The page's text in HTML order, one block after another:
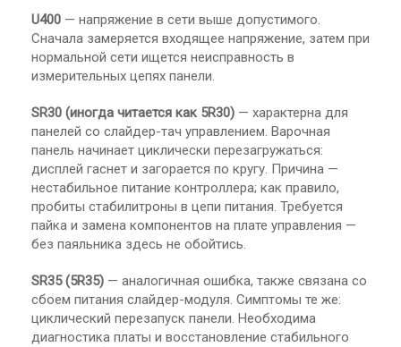
U400 — напряжение в сети выше допустимого.
Сначала замеряется входящее напряжение, затем при
нормальной сети ищется неисправность в
измерительных цепях панели.
SR30 (иногда читается как 5R30) — характерна для
панелей со слайдер-тач управлением. Варочная
панель начинает циклически перезагружаться:
дисплей гаснет и загорается по кругу. Причина —
нестабильное питание контроллера; как правило,
пробиты стабилитроны в цепи питания. Требуется
пайка и замена компонентов на плате управления —
без паяльника здесь не обойтись.
SR35 (5R35) — аналогичная ошибка, также связана со
сбоем питания слайдер-модуля. Симптомы те же:
циклический перезапуск панели. Необходима
диагностика платы и восстановление стабильного